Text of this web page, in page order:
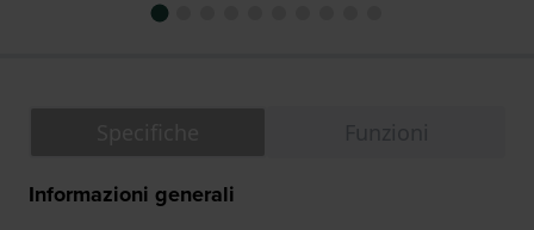
Informazioni generali